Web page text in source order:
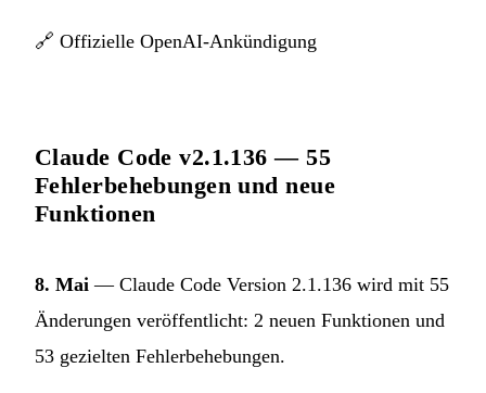
🔗 Offizielle OpenAI-Ankündigung
Claude Code v2.1.136 — 55
Fehlerbehebungen und neue
Funktionen
8. Mai — Claude Code Version 2.1.136 wird mit 55
Änderungen veröffentlicht: 2 neuen Funktionen und
53 gezielten Fehlerbehebungen.